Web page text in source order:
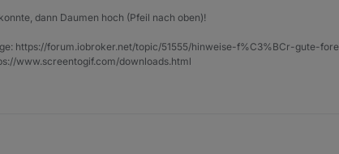
dann Daumen hoch (Pfeil nach oben)!
https://forum.iobroker.net/topic/51555/hinweise-f%C3%BCr-gute-
www.screentogif.com/downloads.html